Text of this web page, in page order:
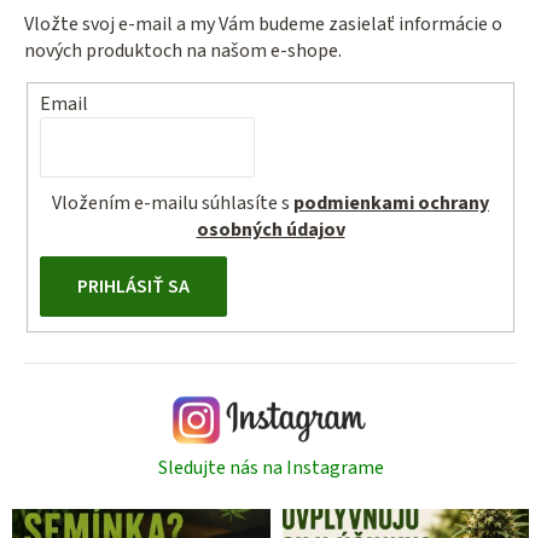
Vložte svoj e-mail a my Vám budeme zasielať informácie o
nových produktoch na našom e-shope.
Email
Vložením e-mailu súhlasíte s podmienkami ochrany
osobných údajov
PRIHLÁSIŤ SA
Sledujte nás na Instagrame